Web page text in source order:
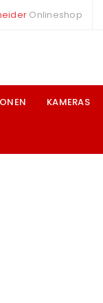
Onlineshop
KAMERAS